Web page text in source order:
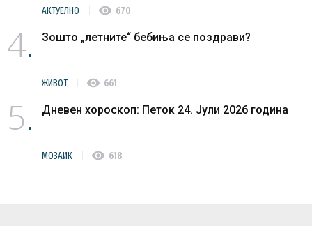
АКТУЕЛНО visibility 670
4 Зошто „летните“ бебиња се поздрави?
ЖИВОТ visibility 661
5 Дневен хороскоп: Петок 24. Јули 2026 година
МОЗАИК visibility 618